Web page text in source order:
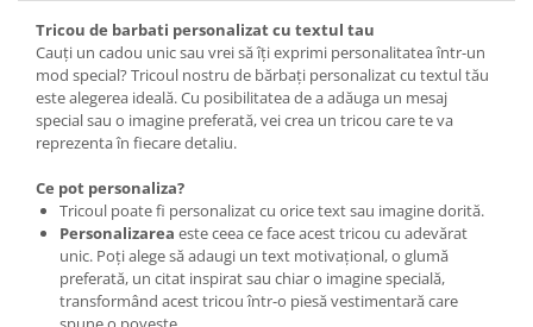
Tricou de barbati personalizat cu textul tau
Cauți un cadou unic sau vrei să îți exprimi personalitatea într-un
mod special? Tricoul nostru de bărbați personalizat cu textul tău
este alegerea ideală. Cu posibilitatea de a adăuga un mesaj
special sau o imagine preferată, vei crea un tricou care te va
reprezenta în fiecare detaliu.
Ce pot personaliza?
Tricoul poate fi personalizat cu orice text sau imagine dorită.
Personalizarea este ceea ce face acest tricou cu adevărat
unic. Poți alege să adaugi un text motivațional, o glumă
preferată, un citat inspirat sau chiar o imagine specială,
transformând acest tricou într-o piesă vestimentară care